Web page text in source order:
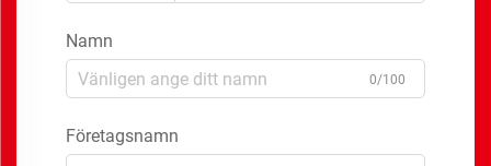
Namn
0/100
Företagsnamn